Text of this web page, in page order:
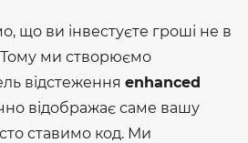
що ви інвестуєте гроші не в
Тому ми створюємо
відстеження enhanced
відображає саме вашу
ставимо код. Ми